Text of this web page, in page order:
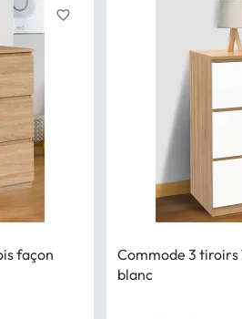
façon
favorite_border
Commode 3 tiroirs
blanc